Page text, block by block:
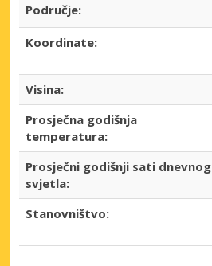
Područje:
Koordinate:
Visina:
Prosječna godišnja
temperatura:
Prosječni godišnji sati dnevnog
svjetla:
Stanovništvo: